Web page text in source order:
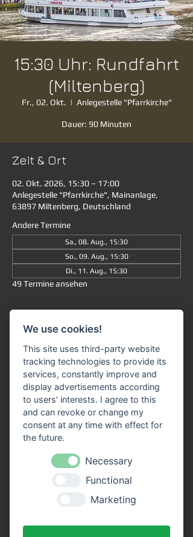
15:30 Uhr: Rundfahrt
(Miltenberg)
Fr., 02. Okt.
  |
Anlegestelle "Pfarrkirche"
Dauer: 90 Minuten
Zeit & Ort
02. Okt. 2026, 15:30 – 17:00
Anlegestelle "Pfarrkirche", Mainanlage,
63897 Miltenberg, Deutschland
Andere Termine
Sa., 08. Aug., 15:30
So., 09. Aug., 15:30
Di., 11. Aug., 15:30
49 Termine ansehen
15:30 Uhr
: Die Fahrt dauert insgesamt ca.
90 Minuten (ohne Ausstieg) und führt Sie
von Miltenberg über Bürgstadt nach
Freudenberg
und wieder zurück.
Unser Fahrgastschiff "SIVOTA"
verfügt
über zwei großzügige Decks
. Genießen Sie
die Fahrt bei einem kühlen Getränk auf
unserem Freideck. Eine
Streckenerklärung
erhalten Sie auf allen
Schiffen der VPS-Flotte. Unser freundliches
Bordpersonal freut sich schon, Sie an Bord
We use cookies!
This site uses third-party website
tracking technologies to provide its
services, constantly improve and
display advertisements according
to users' interests. I agree to this
and can revoke or change my
consent at any time with effect for
the future.
Necessary
Functional
Marketing